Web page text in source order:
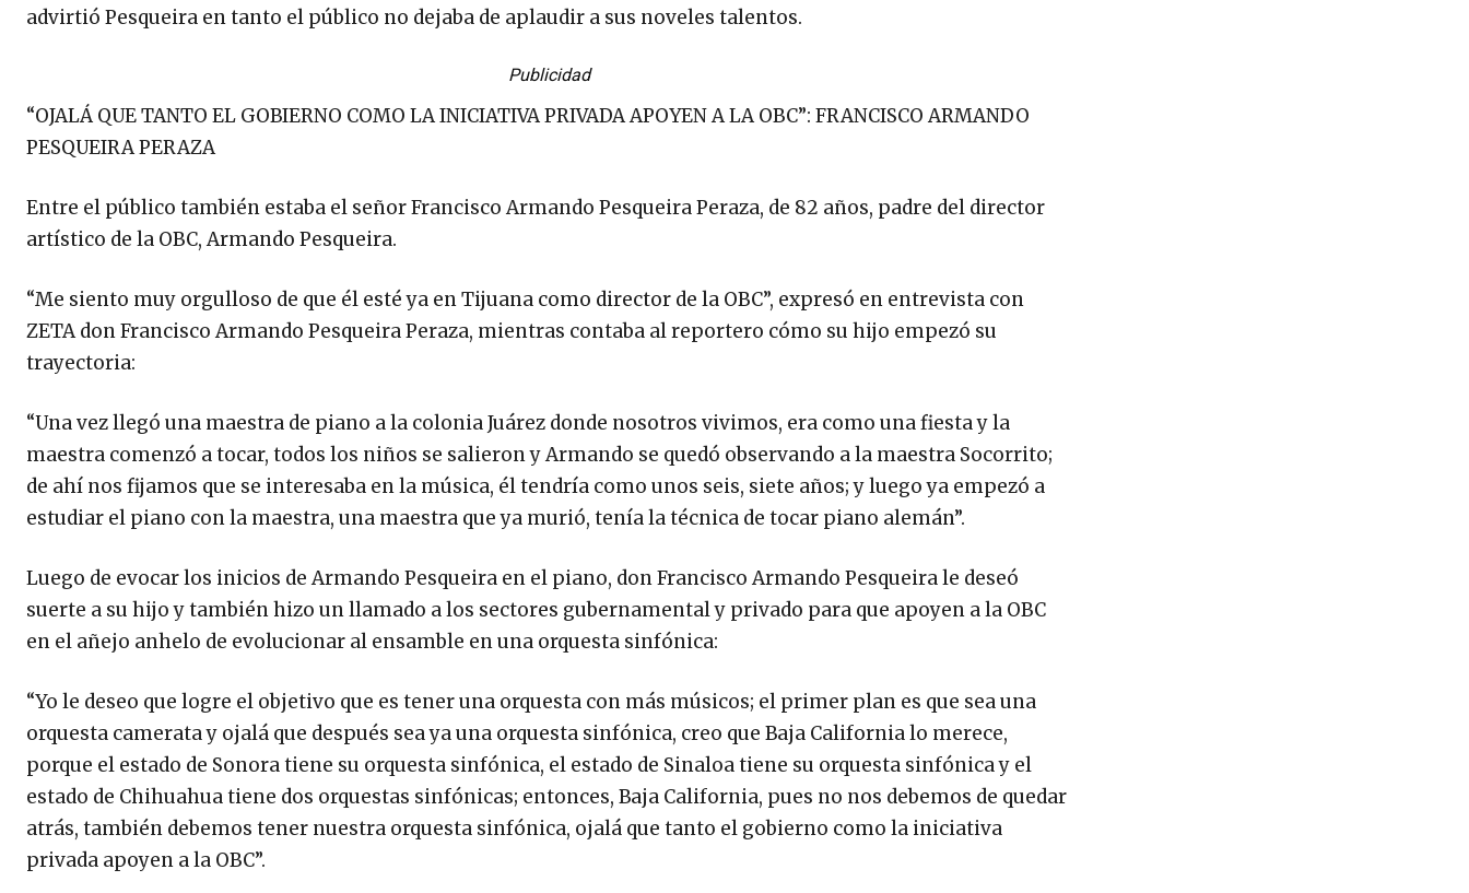
advirtió Pesqueira en tanto el público no dejaba de aplaudir a sus noveles talentos.
Publicidad
“OJALÁ QUE TANTO EL GOBIERNO COMO LA INICIATIVA PRIVADA APOYEN A LA OBC”: FRANCISCO ARMANDO
PESQUEIRA PERAZA
Entre el público también estaba el señor Francisco Armando Pesqueira Peraza, de 82 años, padre del director
artístico de la OBC, Armando Pesqueira.
“Me siento muy orgulloso de que él esté ya en Tijuana como director de la OBC”, expresó en entrevista con
ZETA don Francisco Armando Pesqueira Peraza, mientras contaba al reportero cómo su hijo empezó su
trayectoria:
“Una vez llegó una maestra de piano a la colonia Juárez donde nosotros vivimos, era como una fiesta y la
maestra comenzó a tocar, todos los niños se salieron y Armando se quedó observando a la maestra Socorrito;
de ahí nos fijamos que se interesaba en la música, él tendría como unos seis, siete años; y luego ya empezó a
estudiar el piano con la maestra, una maestra que ya murió, tenía la técnica de tocar piano alemán”.
Luego de evocar los inicios de Armando Pesqueira en el piano, don Francisco Armando Pesqueira le deseó
suerte a su hijo y también hizo un llamado a los sectores gubernamental y privado para que apoyen a la OBC
en el añejo anhelo de evolucionar al ensamble en una orquesta sinfónica:
“Yo le deseo que logre el objetivo que es tener una orquesta con más músicos; el primer plan es que sea una
orquesta camerata y ojalá que después sea ya una orquesta sinfónica, creo que Baja California lo merece,
porque el estado de Sonora tiene su orquesta sinfónica, el estado de Sinaloa tiene su orquesta sinfónica y el
estado de Chihuahua tiene dos orquestas sinfónicas; entonces, Baja California, pues no nos debemos de quedar
atrás, también debemos tener nuestra orquesta sinfónica, ojalá que tanto el gobierno como la iniciativa
privada apoyen a la OBC”.